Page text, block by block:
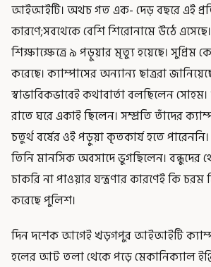
আইআইটি। অথচ গত এক- দেড় বছরে এই
কারণে;সবথেকে বেশি শিরোনামে উঠে
শিক্ষাক্ষেত্রে ৯ পড়ুয়ার মৃত্যু হয়েছে। সুপ্রিম
করেছে। ক্যাম্পাসের অন্যান্য ছাত্ররা
স্বাভাবিকভাবেই কথাবার্তা বলছিলেন
রাতে ঘরে একাই ছিলেন। সম্প্রতি তাঁদের
চতুর্থ বর্ষের ওই পড়ুয়া কৃতকার্য হতে
তিনি মানসিক অবসাদে ভুগছিলেন। বন্ধুদের
চাকরি না পাওয়ার যন্ত্রণার কারণেই কি চরম
করেছে পুলিশ।
দিন দশেক আগেই খড়গপুর আইআইটি
হলের আট তলা থেকে পড়ে মেকানিক্যাল